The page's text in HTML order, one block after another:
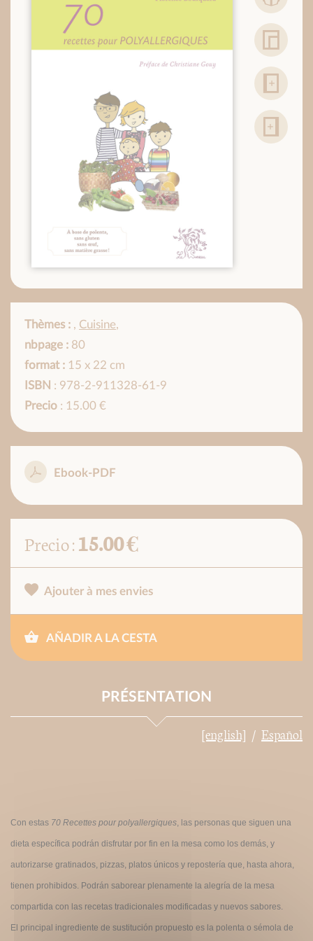
Thèmes : , Cuisine,
nbpage : 80
format : 15 x 22 cm
ISBN : 978-2-911328-61-9
Precio : 15.00 €
Ebook-PDF
Precio :15.00 €
Ajouter à mes envies
AÑADIR A LA CESTA
PRÉSENTATION
[english] Español
Con estas 70 Recettes pour polyallergiques, las personas que siguen una
dieta específica podrán disfrutar por fin en la mesa como los demás, y
autorizarse gratinados, pizzas, platos únicos y repostería que, hasta ahora,
tienen prohibidos. Podrán saborear plenamente la alegría de la mesa
compartida con las recetas tradicionales modificadas y nuevos sabores.
El principal ingrediente de sustitución propuesto es la polenta o sémola de